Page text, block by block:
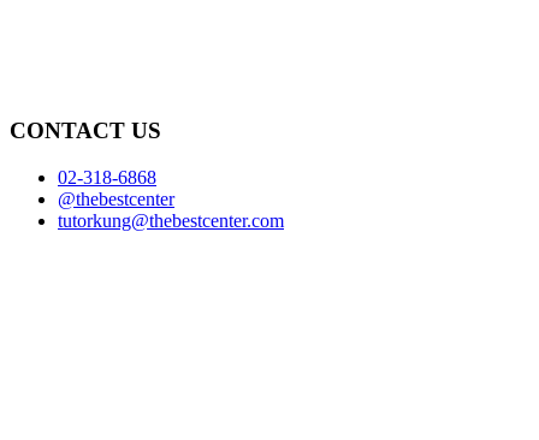
CONTACT US
02-318-6868
@thebestcenter
tutorkung@thebestcenter.com